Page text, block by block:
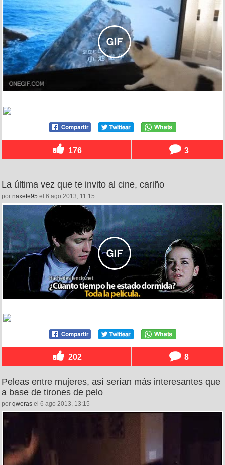
176 3
La última vez que te invito al cine, cariño
por naxete95 el 6 ago 2013, 11:15
202 8
Peleas entre mujeres, así serían más interesantes que
a base de tirones de pelo
por qweras el 6 ago 2013, 13:15